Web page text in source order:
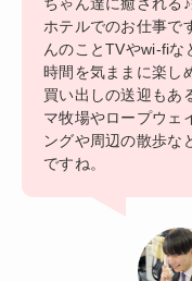
ホテルでのお仕事で
んのことTVやwi-fiな
時間を気ままに楽し
買い出しの送迎もあ
マ牧場やロープウェ
ングや周辺の散歩な
ですね。